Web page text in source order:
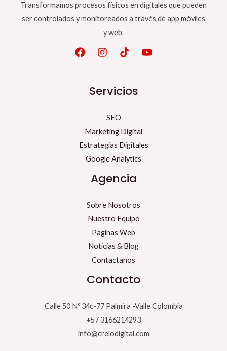
Transformamos procesos físicos en digitales que pueden
ser controlados y monitoreados a través de app móviles
y web.
Servicios
SEO
Marketing Digital
Estrategias Digitales
Google Analytics
Agencia
Sobre Nosotros
Nuestro Equipo
Paginas Web
Noticias & Blog
Contactanos
Contacto
Calle 50 Nº 34c-77 Palmira -Valle Colombia
+57 3166214293
info@crelodigital.com